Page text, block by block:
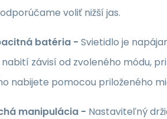
voliť nižší jas.
batéria - Svietidlo je
závisí od zvoleného módu,
nabijete pomocou priloženého
manipulácia - Nastaviteľný